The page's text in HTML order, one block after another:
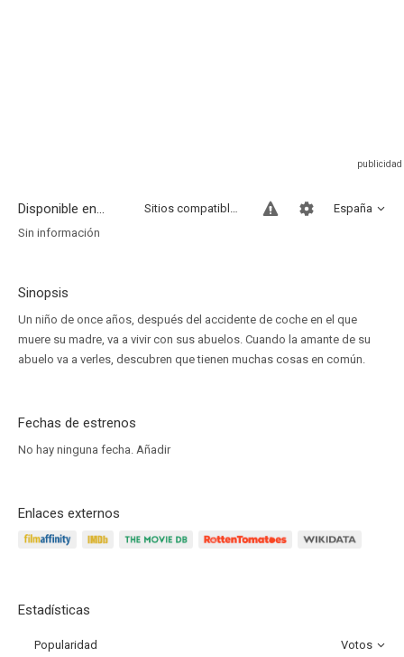
Disponible en... España
Sitios compatibles
Sin información
Sinopsis
Un niño de once años, después del accidente de coche en el que
muere su madre, va a vivir con sus abuelos. Cuando la amante de su
abuelo va a verles, descubren que tienen muchas cosas en común.
Fechas de estrenos
No hay ninguna fecha. Añadir
Enlaces externos
Estadísticas
Popularidad Votos